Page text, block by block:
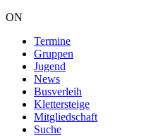
ON
Hauptnavigation
Termine
Gruppen
Jugend
News
Busverleih
Klettersteige
Mitgliedschaft
Suche